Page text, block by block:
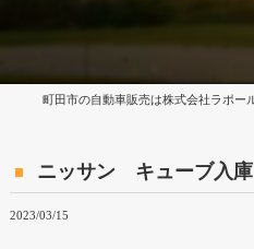
ニッサン キューブ入庫
2023/03/15